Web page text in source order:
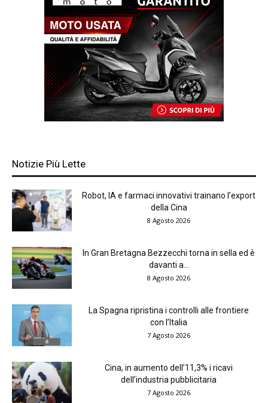
Notizie Più Lette
Robot, IA e farmaci innovativi trainano l’export
della Cina
8 Agosto 2026
In Gran Bretagna Bezzecchi torna in sella ed è
davanti a...
8 Agosto 2026
La Spagna ripristina i controlli alle frontiere
con l’Italia
7 Agosto 2026
Cina, in aumento dell’11,3% i ricavi
dell’industria pubblicitaria
7 Agosto 2026